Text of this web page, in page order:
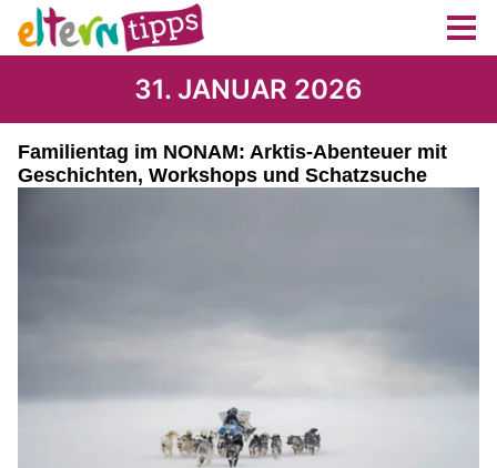
31. JANUAR 2026
Familientag im NONAM: Arktis-Abenteuer mit
Geschichten, Workshops und Schatzsuche